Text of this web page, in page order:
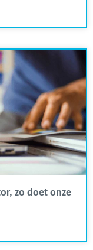
zo doet onze